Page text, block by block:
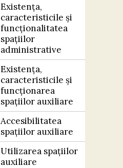
Existența,
caracteristicile și
funcționalitatea
spațiilor
administrative
Existența,
caracteristicile și
funcționarea
spațiilor auxiliare
Accesibilitatea
spațiilor auxiliare
Utilizarea spațiilor
auxiliare